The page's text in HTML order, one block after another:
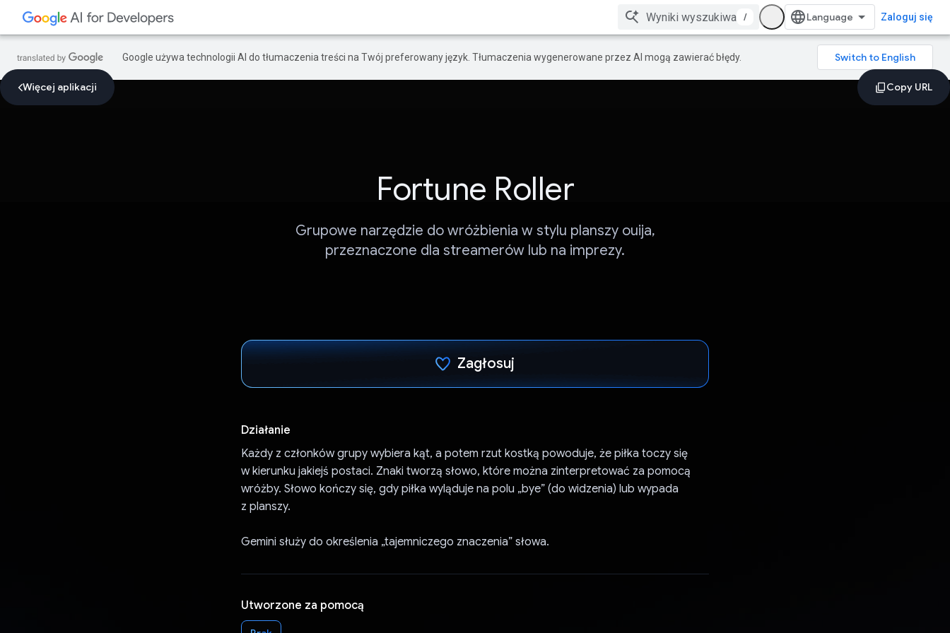
/ Zaloguj się
Google używa technologii AI do tłumaczenia treści na Twój preferowany język. Tłumaczenia wygenerowane przez AI mogą zawierać błędy.
Więcej aplikacji
Fortune Roller
Grupowe narzędzie do wróżbienia w stylu planszy ouija,
przeznaczone dla streamerów lub na imprezy.
Zagłosuj
Działanie
Każdy z członków grupy wybiera kąt, a potem rzut kostką powoduje, że piłka toczy się
w kierunku jakiejś postaci. Znaki tworzą słowo, które można zinterpretować za pomocą
wróżby. Słowo kończy się, gdy piłka wyląduje na polu „bye” (do widzenia) lub wypada
z planszy.
Gemini służy do określenia „tajemniczego znaczenia” słowa.
Utworzone za pomocą